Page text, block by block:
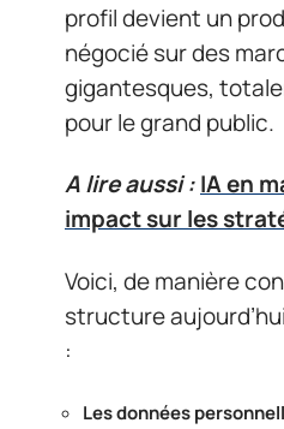
profil devient un
négocié sur des
gigantesques,
pour le grand public.
A lire aussi :IA en
impact sur les
Voici, de manière
structure
:
Les données